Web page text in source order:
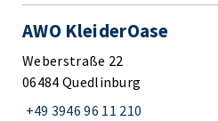
AWO KleiderOase
Weberstraße 22
06484 Quedlinburg
+49 3946 96 11 210